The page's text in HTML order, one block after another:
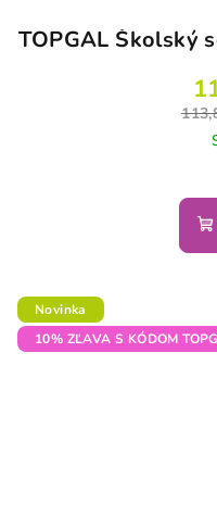
TOPGAL Školský
Novinka
10% ZĽAVA S KÓDOM